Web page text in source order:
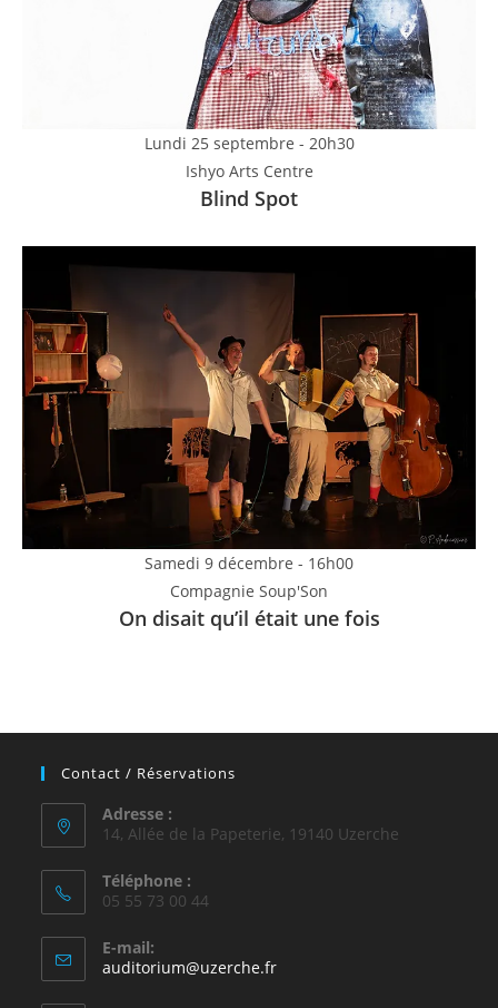
Lundi 25 septembre - 20h30
Ishyo Arts Centre
Blind Spot
Samedi 9 décembre - 16h00
Compagnie Soup'Son
On disait qu’il était une fois
Contact / Réservations
Adresse :
14, Allée de la Papeterie, 19140 Uzerche
Téléphone :
05 55 73 00 44
E-mail:
auditorium@uzerche.fr